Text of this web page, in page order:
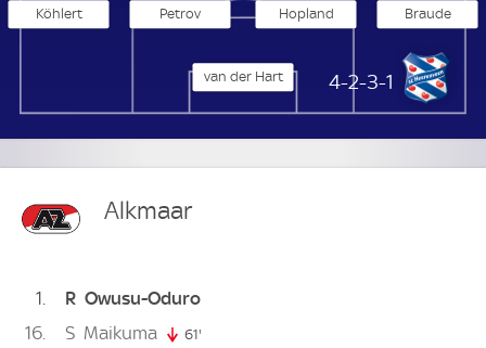
SC Heerenveen
4-2-3-1
van der Hart
Braude
Hopland
Petrov
Köhlert
Alkmaar
1 R Owusu-Oduro
16
S Maikuma 61'